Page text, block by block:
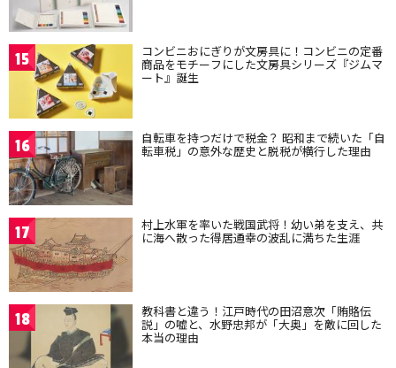
15 コンビニおにぎりが文房具に！コンビニの定番
商品をモチーフにした文房具シリーズ『ジムマ
ート』誕生
16 自転車を持つだけで税金？ 昭和まで続いた「自
転車税」の意外な歴史と脱税が横行した理由
17 村上水軍を率いた戦国武将！幼い弟を支え、共
に海へ散った得居通幸の波乱に満ちた生涯
18 教科書と違う！江戸時代の田沼意次「賄賂伝
説」の嘘と、水野忠邦が「大奥」を敵に回した
本当の理由